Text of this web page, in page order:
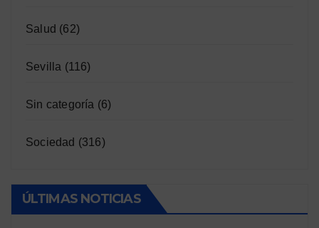
Salud (62)
Sevilla (116)
Sin categoría (6)
Sociedad (316)
ÚLTIMAS NOTICIAS